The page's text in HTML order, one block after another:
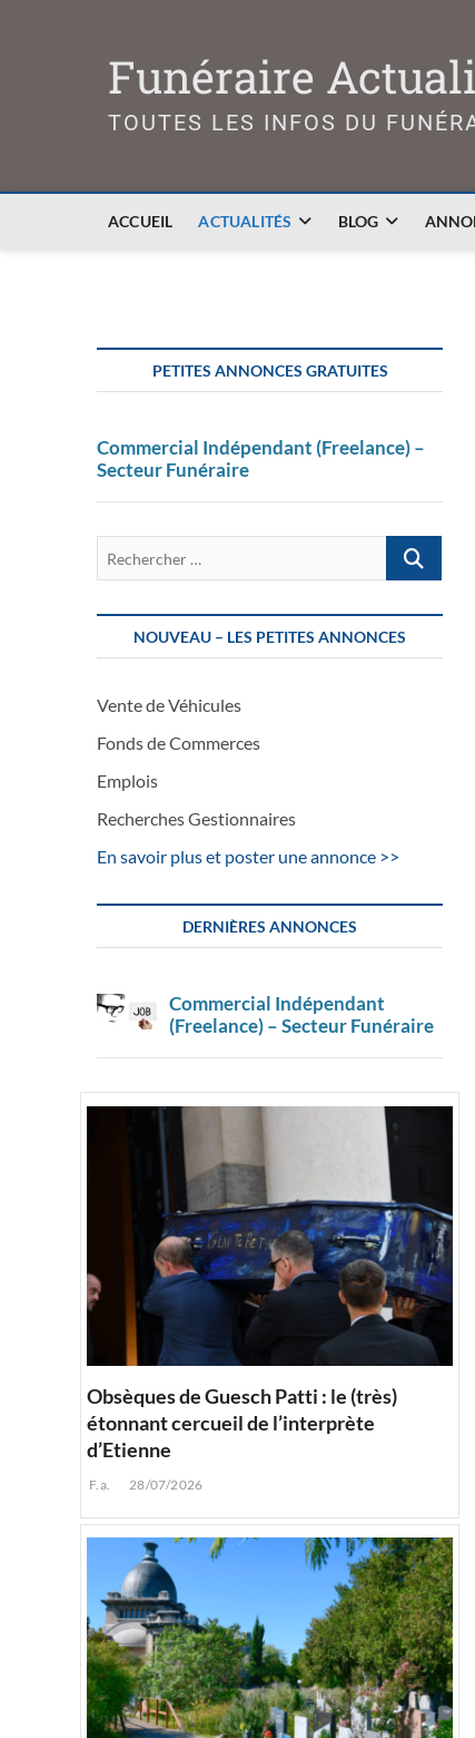
Funéraire
TOUTES LES INFOS DU
ACCUEIL ACTUALITÉS BLOG
PETITES ANNONCES GRATUITES
Commercial Indépendant (Freelance) –
Secteur Funéraire
Rechercher
NOUVEAU – LES PETITES ANNONCES
Vente de Véhicules
Fonds de Commerces
Emplois
Recherches Gestionnaires
En savoir plus et poster une annonce >>
DERNIÈRES ANNONCES
Commercial Indépendant
(Freelance) – Secteur Funéraire
Obsèques de Guesch Patti : le (très)
étonnant cercueil de l’interprète
d’Etienne
F.a. 28/07/2026